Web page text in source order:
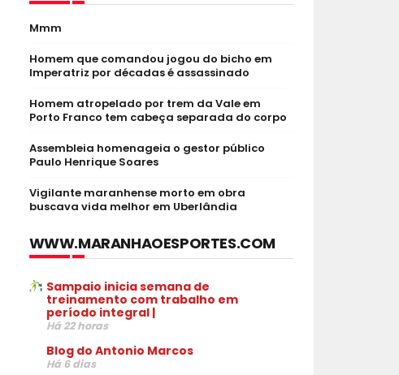
Mmm
Homem que comandou jogou do bicho em
Imperatriz por décadas é assassinado
Homem atropelado por trem da Vale em
Porto Franco tem cabeça separada do corpo
Assembleia homenageia o gestor público
Paulo Henrique Soares
Vigilante maranhense morto em obra
buscava vida melhor em Uberlândia
WWW.MARANHAOESPORTES.COM
Sampaio inicia semana de
treinamento com trabalho em
período integral |
Há 22 horas
Blog do Antonio Marcos
Há 6 dias